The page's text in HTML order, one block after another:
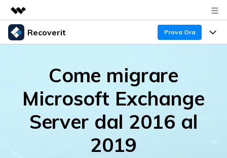
Prodotti in evidenza
Soluzione
Sala stampa
Recoverit Prova Ora
Recupero Dati
Backup Dati
Funzionalità
Recover file Media
Come migrare
Microsoft Exchange
Server dal 2016 al
2019